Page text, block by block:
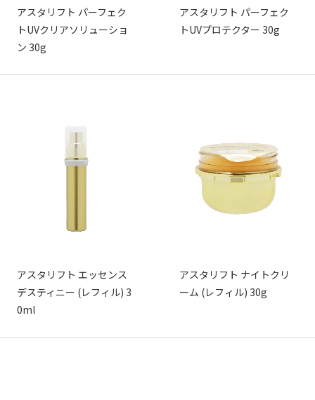
アスタリフト パーフェク
トUVクリアソリューショ
ン 30g
アスタリフト パーフェク
トUVプロテクター 30g
アスタリフト エッセンス
デスティニー (レフィル) 3
0ml
アスタリフト ナイトクリ
ーム (レフィル) 30g